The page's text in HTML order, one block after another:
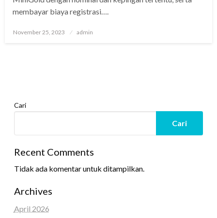
membayar biaya registrasi….
Posted
November 25, 2023 admin
Cari
Cari
Recent Comments
Tidak ada komentar untuk ditampilkan.
Archives
April 2026